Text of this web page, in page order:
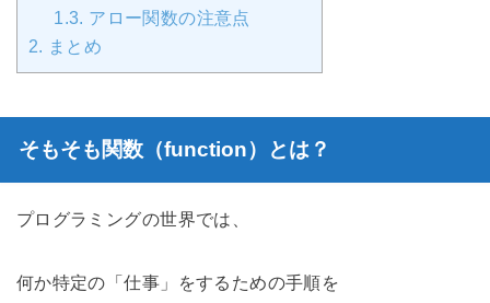
1.3. アロー関数の注意点
2. まとめ
そもそも関数（function）とは？
プログラミングの世界では、
何か特定の「仕事」をするための手順を